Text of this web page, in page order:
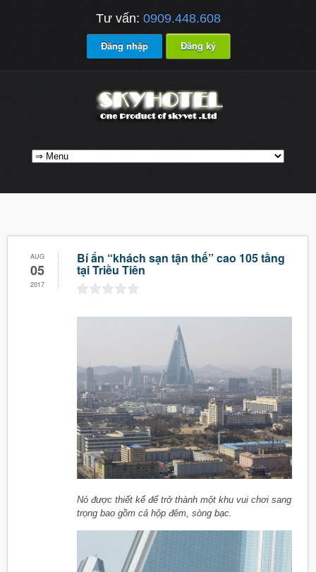
Tư vấn: 0909.448.608
Đăng nhập Đăng ký
AUG
05
2017
Bí ẩn “khách sạn tận thế” cao 105 tầng
tại Triều Tiên
Nó được thiết kế để trở thành một khu vui chơi sang
trọng bao gồm cả hộp đêm, sòng bạc.